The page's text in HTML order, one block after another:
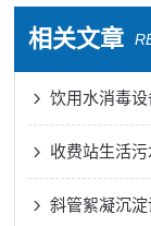
相关文章
饮用水消毒
收费站生活
斜管絮凝沉